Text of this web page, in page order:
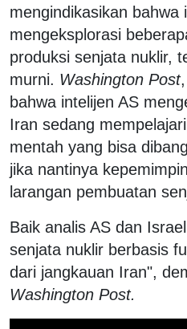
mengindikasikan bahwa
mengeksplorasi
produksi senjata nuklir,
murni. Washington Post
bahwa intelijen AS
Iran sedang
mentah yang bisa
jika nantinya
larangan pembuatan
Baik analis AS dan
senjata nuklir berbasis
dari jangkauan Iran",
Washington Post.